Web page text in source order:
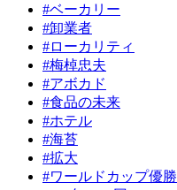
#ベーカリー
#卸業者
#ローカリティ
#梅棹忠夫
#アボカド
#食品の未来
#ホテル
#海苔
#拡大
#ワールドカップ優勝